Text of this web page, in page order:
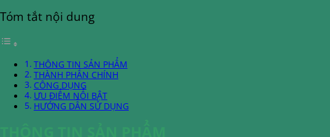
Tóm tắt nội dung
THÔNG TIN SẢN PHẨM
THÀNH PHẦN CHÍNH
CÔNG DỤNG
ƯU ĐIỂM NỔI BẬT
HƯỚNG DẪN SỬ DỤNG